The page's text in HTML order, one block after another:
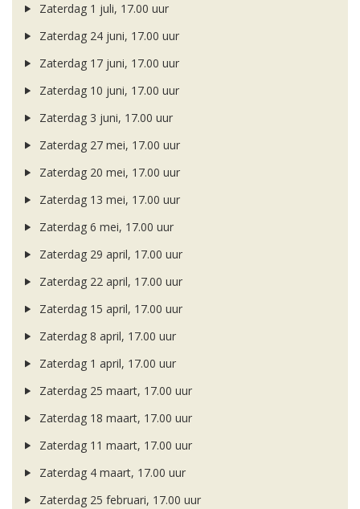
Zaterdag 1 juli, 17.00 uur
Zaterdag 24 juni, 17.00 uur
Zaterdag 17 juni, 17.00 uur
Zaterdag 10 juni, 17.00 uur
Zaterdag 3 juni, 17.00 uur
Zaterdag 27 mei, 17.00 uur
Zaterdag 20 mei, 17.00 uur
Zaterdag 13 mei, 17.00 uur
Zaterdag 6 mei, 17.00 uur
Zaterdag 29 april, 17.00 uur
Zaterdag 22 april, 17.00 uur
Zaterdag 15 april, 17.00 uur
Zaterdag 8 april, 17.00 uur
Zaterdag 1 april, 17.00 uur
Zaterdag 25 maart, 17.00 uur
Zaterdag 18 maart, 17.00 uur
Zaterdag 11 maart, 17.00 uur
Zaterdag 4 maart, 17.00 uur
Zaterdag 25 februari, 17.00 uur